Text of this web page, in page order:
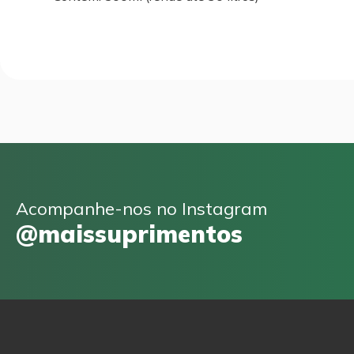
Acompanhe-nos no Instagram
@maissuprimentos